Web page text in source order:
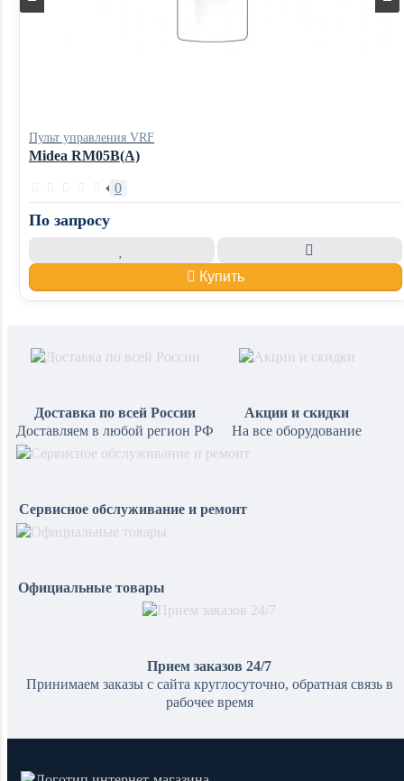
Пульт управления VRF
Midea RM05B(A)
0
По запросу
Купить
Доставка по всей России
Доставляем в любой регион РФ
Акции и скидки
На все оборудование
Сервисное обслуживание и ремонт
Официальные товары
Прием заказов 24/7
Принимаем заказы с сайта круглосуточно, обратная связь в
рабочее время